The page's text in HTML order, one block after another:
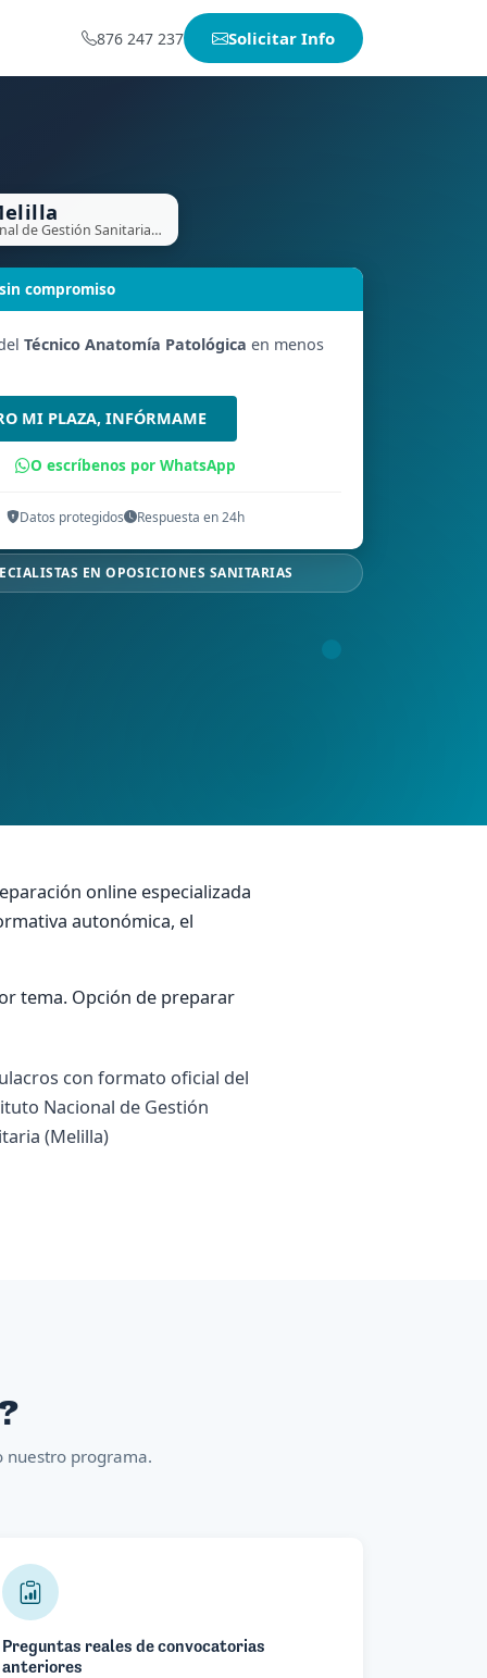
876 247 237 Solicitar Info
Instituto Nacional de Gestión Sanitaria (Melilla)
compromiso
Técnico Anatomía Patológica en menos
MI PLAZA, INFÓRMAME
O escríbenos por WhatsApp
Datos protegidos Respuesta en 24h
EN OPOSICIONES SANITARIAS
online especializada
autonómica, el
tema. Opción de preparar
con formato oficial del
Nacional de Gestión
(Melilla)
nuestro programa.
Preguntas reales de convocatorias
anteriores